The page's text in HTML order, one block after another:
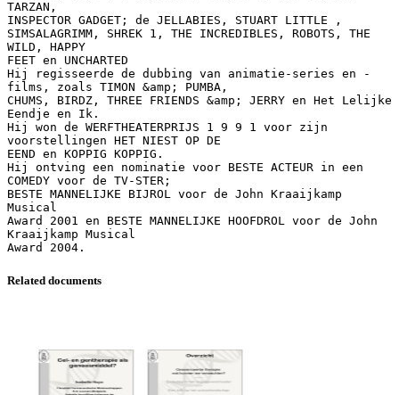
TARZAN,
INSPECTOR GADGET; de JELLABIES, STUART LITTLE ,
SIMSALAGRIMM, SHREK 1, THE INCREDIBLES, ROBOTS, THE
WILD, HAPPY
FEET en UNCHARTED
Hij regisseerde de dubbing van animatie-series en -
films, zoals TIMON &amp; PUMBA,
CHUMS, BIRDZ, THREE FRIENDS &amp; JERRY en Het Lelijke
Eendje en Ik.
Hij won de WERFTHEATERPRIJS 1 9 9 1 voor zijn
voorstellingen HET NIEST OP DE
EEND en KOPPIG KOPPIG.
Hij ontving een nominatie voor BESTE ACTEUR in een
COMEDY voor de TV-STER;
BESTE MANNELIJKE BIJROL voor de John Kraaijkamp
Musical
Award 2001 en BESTE MANNELIJKE HOOFDROL voor de John
Kraaijkamp Musical
Related documents